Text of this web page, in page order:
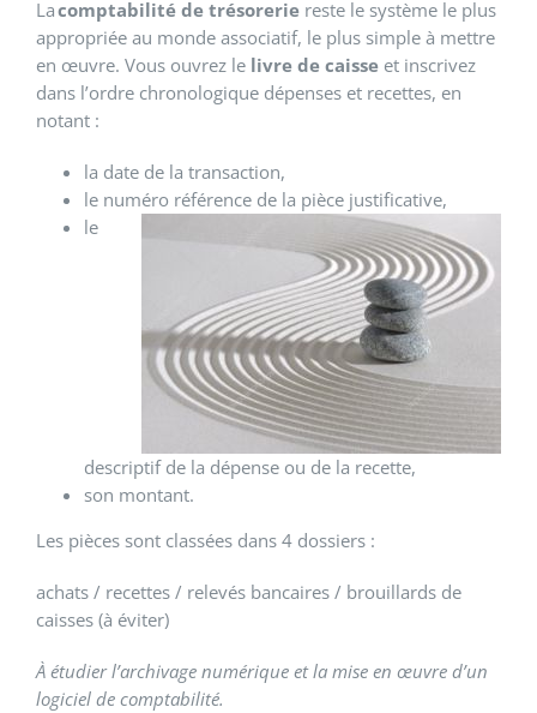
Lacomptabilité de trésorerie reste le système le plus
appropriée au monde associatif, le plus simple à mettre
en œuvre. Vous ouvrez le livre de caisse et inscrivez
dans l’ordre chronologique dépenses et recettes, en
notant :
la date de la transaction,
le numéro référence de la pièce justificative,
le
descriptif de la dépense ou de la recette,
son montant.
Les pièces sont classées dans 4 dossiers :
achats / recettes / relevés bancaires / brouillards de
caisses (à éviter)
À étudier l’archivage numérique et la mise en œuvre d’un
logiciel de comptabilité.